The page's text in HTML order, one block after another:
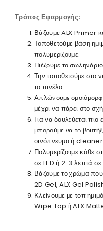
Τρόπος Εφαρμογής:
Βάζουμε ALX Primer
Τοποθετούμε βάση
πολυμερίζουμε.
Πιέζουμε το
Την τοποθετούμε στο
το πινέλο.
Απλώνουμε
μέχρι να πάρει στο
Για να δουλεύεται πιο
μπορούμε να το
οινόπνευμα ή cleaner.
Πολυμερίζουμε κάθε
σε LED ή 2-3 λεπτά σε
Βάζουμε το χρώμα
2D Gel, ALX Gel
Κλείνουμε με τοπ
Wipe Top ή ALX